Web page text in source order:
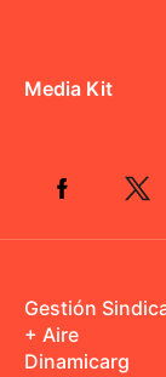
Media Kit
Gestión
+ Aire
Dinamicarg